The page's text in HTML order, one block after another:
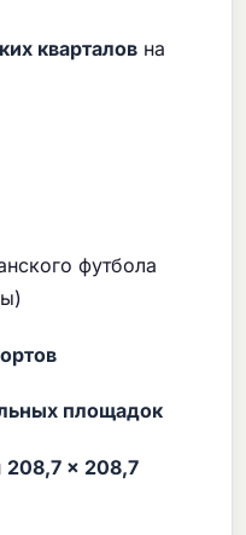
кварталов на
футбола
площадок
208,7 × 208,7